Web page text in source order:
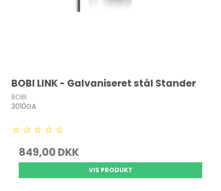
BOBI LINK - Galvaniseret stål Stander
BOBI
3010GA
849,00 DKK
VIS PRODUKT